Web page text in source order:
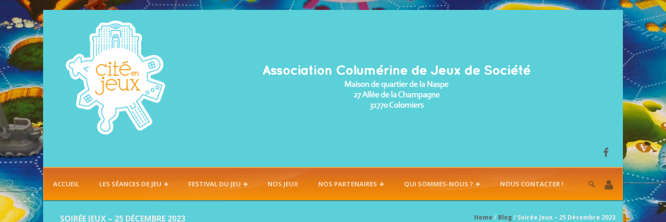
ACCUEIL LES SÉANCES DE JEU FESTIVAL DU JEU NOS JEUX NOS PARTENAIRES QUI SOMMES-NOUS ? NOUS CONTACTER !
SOIRÉE JEUX – 25 DÉCEMBRE 2023 Home / Blog/ Soirée Jeux – 25 Décembre 2023